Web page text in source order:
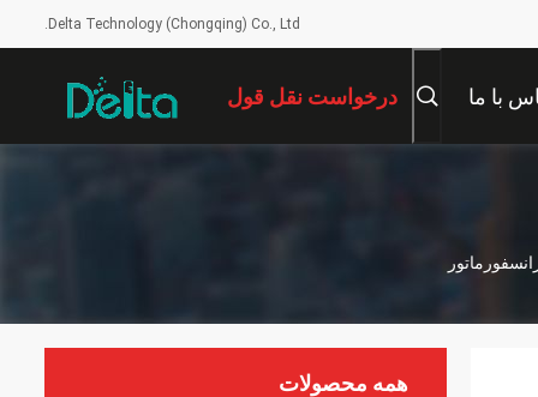
Delta Technology (Chongqing) Co., Ltd.
با ما درخواست نقل قول
همه محصولات